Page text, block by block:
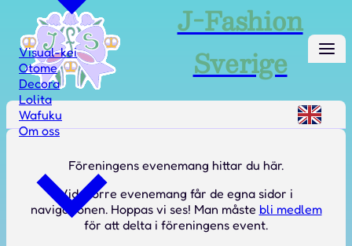
J-Fashion
Sverige
Visual-kei
Otome
Decora
Lolita
Wafuku
Om oss
Föreningens evenemang hittar du här.
Vid större evenemang får de egna sidor i
navigationen. Hoppas vi ses! Man måste bli medlem
för att delta i föreningens event.